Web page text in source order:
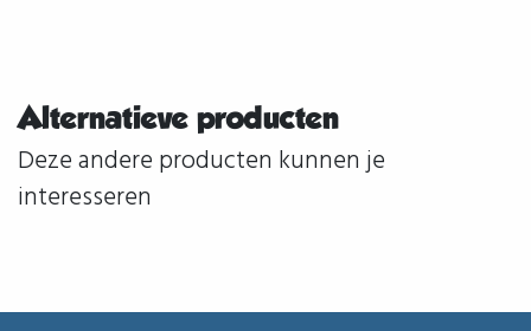
Alternatieve producten
Deze andere producten kunnen je
interesseren